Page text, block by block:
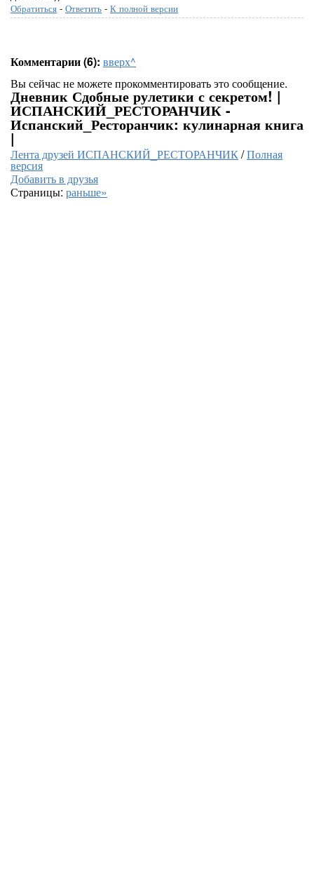
Обратиться - Ответить - К полной версии
Комментарии (6): вверх^
Вы сейчас не можете прокомментировать это сообщение.
Дневник Сдобные рулетики с секретом! |
ИСПАНСКИЙ_РЕСТОРАНЧИК -
Испанский_Ресторанчик: кулинарная книга
|
Лента друзей ИСПАНСКИЙ_РЕСТОРАНЧИК/Полная
версия
Добавить в друзья
Страницы: раньше»